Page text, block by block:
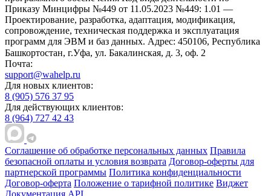
Приказу Минцифры №449 от 11.05.2023 №449: 1.01 —
Проектирование, разработка, адаптация, модификация,
сопровождение, техническая поддержка и эксплуатация
программ для ЭВМ и баз данных. Адрес: 450106, Республика
Башкортостан, г.Уфа, ул. Бакалинская, д. 3, oф. 2
Почта:
support@wahelp.ru
Для новых клиентов:
8 (905) 576 37 95
Для действующих клиентов:
8 (964) 727 42 43
Соглашение об обработке персональных данных Правила
безопасной оплаты и условия возврата Договор-оферты для
партнерской программы Политика конфиденциальности
Договор-оферта Положение о тарифной политике Виджет